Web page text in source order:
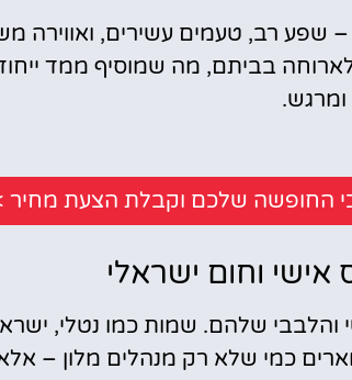
שפע רב, טעמים עשירים, ואווירה
בביתם, מה שמוסיף ממד
ומרגש.
החופשה שלכם וקבלת הצעת מחיר
וחום ישראלי
והלבבי שלהם. שמות כמו נטלי,
כמי שלא רק מנהלים מלון –